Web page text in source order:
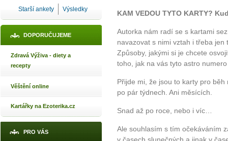
Starší ankety Výsledky
DOPORUČUJEME
Zdravá Výživa - diety a
recepty
Věštění online
Kartářky na Ezoterika.cz
PRO VÁS
KAM VEDOU TYTO KARTY?
Autorka nám radí se s kartami
navazovat s nimi vztah i třeba
Způsoby, jakými si je chcete
toho, jak na vás tyto astro
Přijde mi, že jsou to karty pro
po pár týdnech. Ani měsících.
Snad až po roce, nebo i víc…
Ale souhlasím s tím očekáváním